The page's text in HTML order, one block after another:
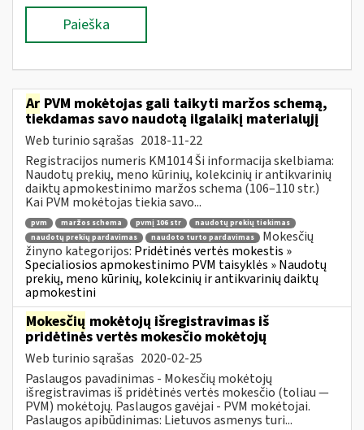
Paieška
Ar PVM mokėtojas gali taikyti maržos schemą,
tiekdamas savo naudotą ilgalaikį materialųjį
Web turinio sąrašas 2018-11-22
Registracijos numeris KM1014 Ši informacija skelbiama:
Naudotų prekių, meno kūrinių, kolekcinių ir antikvarinių
daiktų apmokestinimo maržos schema (106–110 str.)
Kai PVM mokėtojas tiekia savo...
pvm maržos schema pvmį 106 str
naudotų prekių tiekimas
naudotų prekių pardavimas
naudoto turto pardavimas
Mokesčių
žinyno kategorijos: Pridėtinės vertės mokestis »
Specialiosios apmokestinimo PVM taisyklės » Naudotų
prekių, meno kūrinių, kolekcinių ir antikvarinių daiktų
apmokestini
Mokesčių mokėtojų išregistravimas iš
pridėtinės vertės mokesčio mokėtojų
Web turinio sąrašas 2020-02-25
Paslaugos pavadinimas - Mokesčių mokėtojų
išregistravimas iš pridėtinės vertės mokesčio (toliau —
PVM) mokėtojų. Paslaugos gavėjai - PVM mokėtojai.
Paslaugos apibūdinimas: Lietuvos asmenys turi...